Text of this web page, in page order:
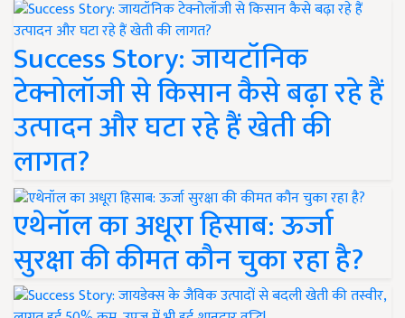
Success Story: जायटॉनिक
टेक्नोलॉजी से किसान कैसे बढ़ा रहे हैं
उत्पादन और घटा रहे हैं खेती की
लागत?
एथेनॉल का अधूरा हिसाब: ऊर्जा
सुरक्षा की कीमत कौन चुका रहा है?